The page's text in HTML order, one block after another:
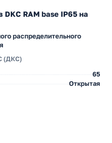
RAM base IP65 на
распределительного
(ДКС)
65
Открытая